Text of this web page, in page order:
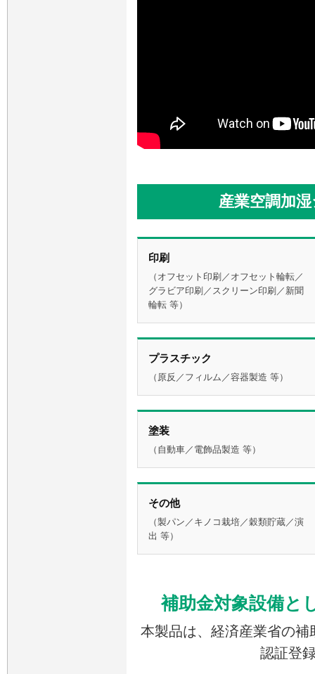
産業空調加
印刷
（オフセット印刷／オフセット輪転／
グラビア印刷／スクリーン印刷／新聞
輪転 等）
プラスチック
（原反／フィルム／容器製造 等）
塗装
（自動車／電飾品製造 等）
その他
（製パン／キノコ栽培／穀類貯蔵／演
出 等）
補助金対象設備と
本製品は、経済産業省の
認証登